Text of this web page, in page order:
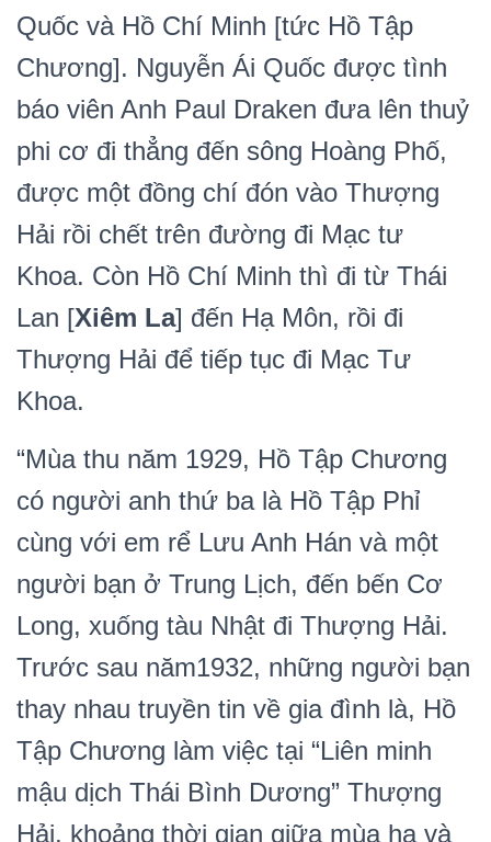
Quốc và Hồ Chí Minh [tức Hồ Tập
Chương]. Nguyễn Ái Quốc được tình
báo viên Anh Paul Draken đưa lên thuỷ
phi cơ đi thẳng đến sông Hoàng Phố,
được một đồng chí đón vào Thượng
Hải rồi chết trên đường đi Mạc tư
Khoa. Còn Hồ Chí Minh thì đi từ Thái
Lan [Xiêm La] đến Hạ Môn, rồi đi
Thượng Hải để tiếp tục đi Mạc Tư
Khoa.
“Mùa thu năm 1929, Hồ Tập Chương
có người anh thứ ba là Hồ Tập Phỉ
cùng với em rể Lưu Anh Hán và một
người bạn ở Trung Lịch, đến bến Cơ
Long, xuống tàu Nhật đi Thượng Hải.
Trước sau năm1932, những người bạn
thay nhau truyền tin về gia đình là, Hồ
Tập Chương làm việc tại “Liên minh
mậu dịch Thái Bình Dương” Thượng
Hải, khoảng thời gian giữa mùa hạ và